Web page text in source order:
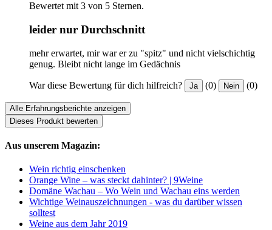
Bewertet mit 3 von 5 Sternen.
leider nur Durchschnitt
mehr erwartet, mir war er zu "spitz" und nicht vielschichtig
genug. Bleibt nicht lange im Gedächnis
War diese Bewertung für dich hilfreich? Ja (0) Nein (0)
Alle Erfahrungsberichte anzeigen
Dieses Produkt bewerten
Aus unserem Magazin:
Wein richtig einschenken
Orange Wine – was steckt dahinter? | 9Weine
Domäne Wachau – Wo Wein und Wachau eins werden
Wichtige Weinauszeichnungen - was du darüber wissen
solltest
Weine aus dem Jahr 2019